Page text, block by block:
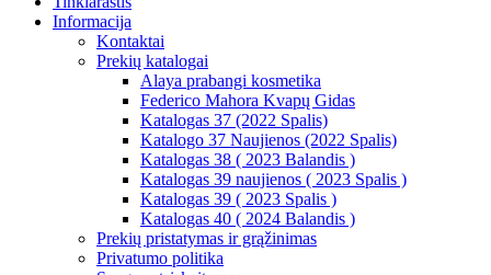
Informacija
Kontaktai
Prekių katalogai
Alaya prabangi kosmetika
Federico Mahora Kvapų Gidas
Katalogas 37 (2022 Spalis)
Katalogo 37 Naujienos (2022 Spalis)
Katalogas 38 ( 2023 Balandis )
Katalogas 39 naujienos ( 2023 Spalis )
Katalogas 39 ( 2023 Spalis )
Katalogas 40 ( 2024 Balandis )
Prekių pristatymas ir grąžinimas
Privatumo politika